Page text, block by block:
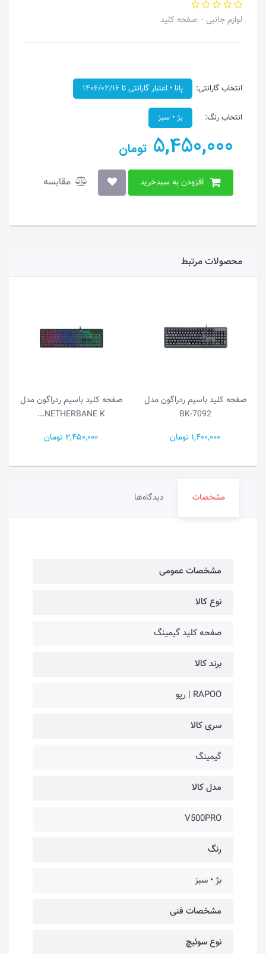
لوازم جانبی صفحه کلید
انتخاب گارانتی: پانا • اعتبار گارانتی تا ۱۴۰۶/۰۲/۱۶
انتخاب رنگ: بژ • سبز
5,450,000 تومان
افزودن به سبدخرید مقایسه
محصولات مرتبط
صفحه کلید باسیم ردراگون مدل
BK-7092
1,400,000 تومان
صفحه کلید باسیم ردراگون مدل
NETHERBANE K...
2,450,000 تومان
مشخصات دیدگاه‌ها
مشخصات عمومی
نوع کالا
صفحه کلید گیمینگ
برند کالا
RAPOO | رپو
سری کالا
گیمینگ
مدل کالا
V500PRO
رنگ
بژ • سبز
مشخصات فنی
نوع سوئیچ